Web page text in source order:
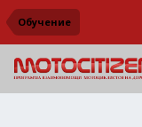
Обучение